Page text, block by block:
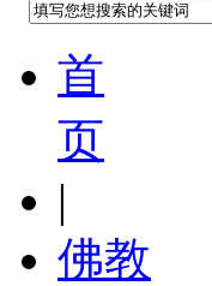
首
页
|
佛教